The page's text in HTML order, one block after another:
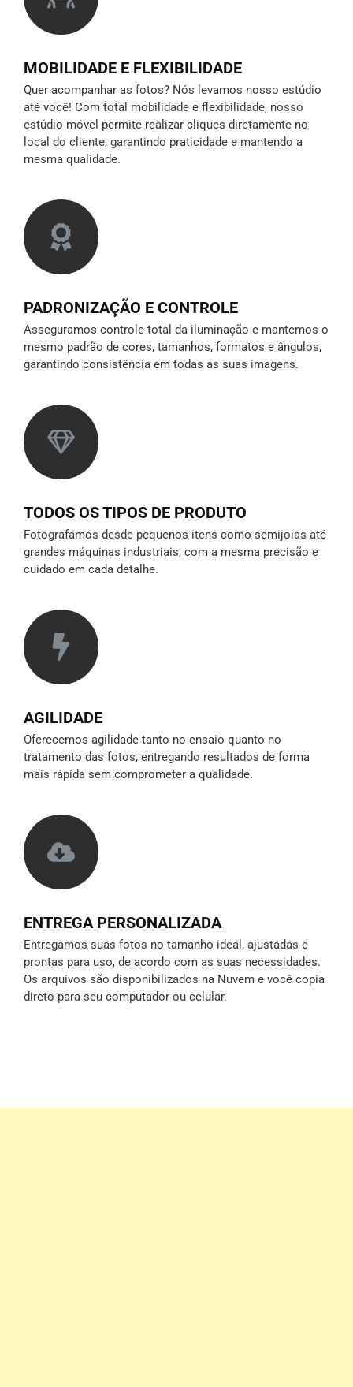
MOBILIDADE E FLEXIBILIDADE
Quer acompanhar as fotos? Nós levamos nosso estúdio
até você! Com total mobilidade e flexibilidade, nosso
estúdio móvel permite realizar cliques diretamente no
local do cliente, garantindo praticidade e mantendo a
mesma qualidade.
PADRONIZAÇÃO E CONTROLE
Asseguramos controle total da iluminação e mantemos o
mesmo padrão de cores, tamanhos, formatos e ângulos,
garantindo consistência em todas as suas imagens.
TODOS OS TIPOS DE PRODUTO
Fotografamos desde pequenos itens como semijoias até
grandes máquinas industriais, com a mesma precisão e
cuidado em cada detalhe.
AGILIDADE
Oferecemos agilidade tanto no ensaio quanto no
tratamento das fotos, entregando resultados de forma
mais rápida sem comprometer a qualidade.
ENTREGA PERSONALIZADA
Entregamos suas fotos no tamanho ideal, ajustadas e
prontas para uso, de acordo com as suas necessidades.
Os arquivos são disponibilizados na Nuvem e você copia
direto para seu computador ou celular.